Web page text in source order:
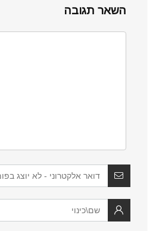
השאר תגובה